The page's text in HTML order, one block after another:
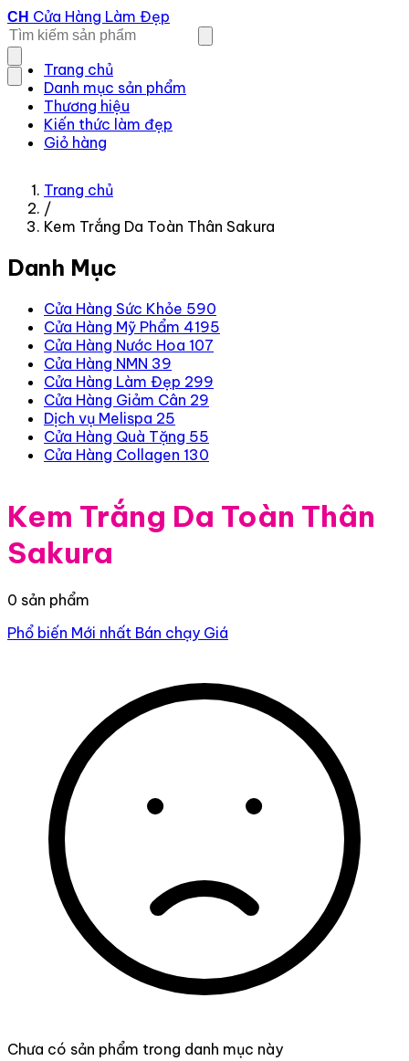
CH Cửa Hàng Làm Đẹp
Trang chủ
Danh mục sản phẩm
Thương hiệu
Kiến thức làm đẹp
Giỏ hàng
Trang chủ
/
Kem Trắng Da Toàn Thân Sakura
Danh Mục
Cửa Hàng Sức Khỏe 590
Cửa Hàng Mỹ Phẩm 4195
Cửa Hàng Nước Hoa 107
Cửa Hàng NMN 39
Cửa Hàng Làm Đẹp 299
Cửa Hàng Giảm Cân 29
Dịch vụ Melispa 25
Cửa Hàng Quà Tặng 55
Cửa Hàng Collagen 130
Kem Trắng Da Toàn Thân
Sakura
0 sản phẩm
Phổ biến Mới nhất Bán chạy Giá
Chưa có sản phẩm trong danh mục này